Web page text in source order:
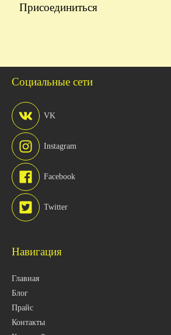
Присоединиться
Социальные сети
VK
Instagram
Facebook
Twitter
Навигация
Главная
Блог
Прайс
Контакты